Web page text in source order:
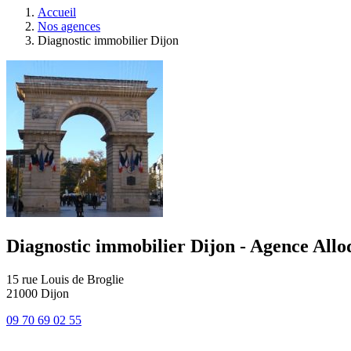
Accueil
Nos agences
Diagnostic immobilier Dijon
Diagnostic immobilier Dijon - Agence
15 rue Louis de Broglie
21000 Dijon
09 70 69 02 55